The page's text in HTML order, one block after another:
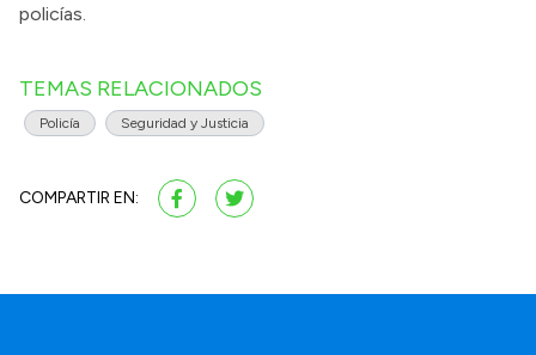
policías.
TEMAS RELACIONADOS
Policía Seguridad y Justicia
COMPARTIR EN: